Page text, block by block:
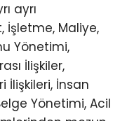
ayrı
İşletme, Maliye,
Yönetimi,
İlişkiler,
İlişkileri, İnsan
Yönetimi, Acil